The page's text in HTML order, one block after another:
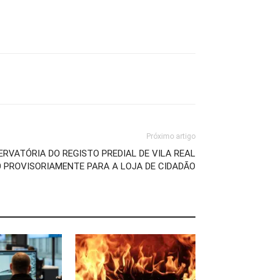
Próximo artigo
DO REGISTO PREDIAL DE VILA REAL
PROVISORIAMENTE PARA A LOJA DE CIDADÃO